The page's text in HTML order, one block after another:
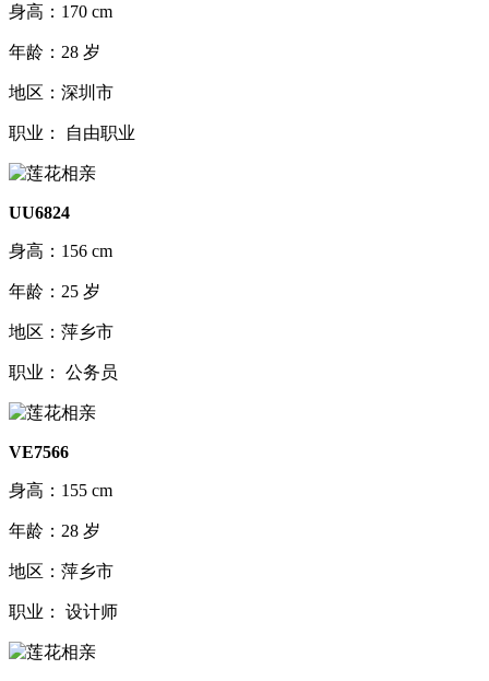
身高：170 cm
年龄：28 岁
地区：深圳市
职业： 自由职业
UU6824
身高：156 cm
年龄：25 岁
地区：萍乡市
职业： 公务员
VE7566
身高：155 cm
年龄：28 岁
地区：萍乡市
职业： 设计师